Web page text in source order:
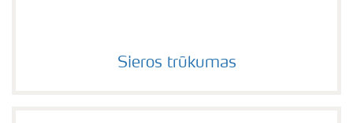
Sieros trūkumas
Sieros trūkumas